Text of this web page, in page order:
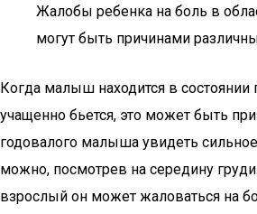
Жалобы ребенка на боль в
могут быть причинами
Когда малыш находится в состоянии
учащенно бьется, это может быть
годовалого малыша увидеть
можно, посмотрев на середину
взрослый он может жаловаться на